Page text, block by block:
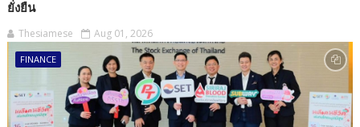
ยั่งยืน
Thesiamese Aug 01, 2026
FINANCE